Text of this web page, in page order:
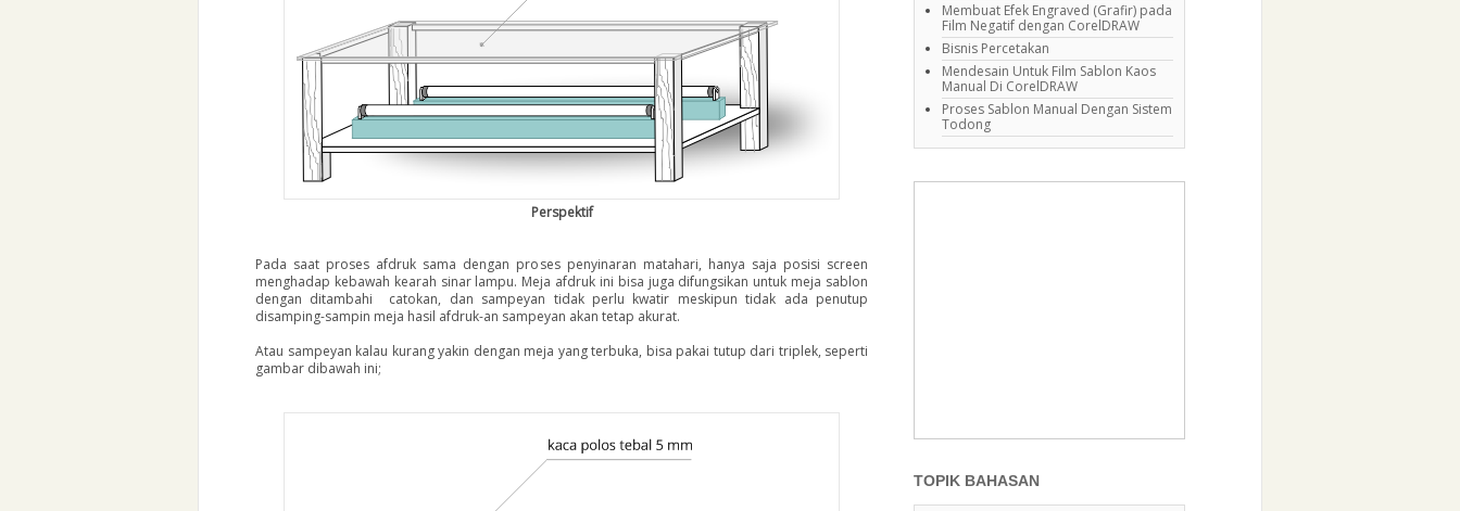
Perspektif
Pada saat proses afdruk sama dengan proses penyinaran matahari, hanya saja posisi screen
menghadap kebawah kearah sinar lampu. Meja afdruk ini bisa juga difungsikan untuk meja sablon
dengan ditambahi catokan, dan sampeyan tidak perlu kwatir meskipun tidak ada penutup
disamping-sampin meja hasil afdruk-an sampeyan akan tetap akurat.
Atau sampeyan kalau kurang yakin dengan meja yang terbuka, bisa pakai tutup dari triplek, seperti
gambar dibawah ini;
Membuat Efek Engraved (Grafir) pada
Film Negatif dengan CorelDRAW
Bisnis Percetakan
Mendesain Untuk Film Sablon Kaos
Manual Di CorelDRAW
Proses Sablon Manual Dengan Sistem
Todong
TOPIK BAHASAN